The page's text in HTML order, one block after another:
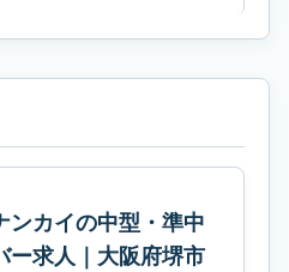
ンカイの中型・準中
ー求人｜大阪府堺市